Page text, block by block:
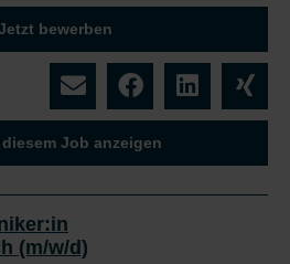
bewerben
Job anzeigen
(m/w/d)